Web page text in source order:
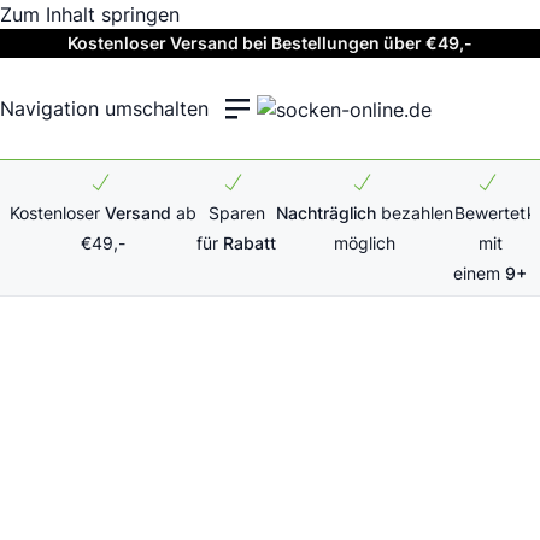
Zum Inhalt springen
Kostenloser Versand bei Bestellungen über €49,-
Navigation umschalten
Kostenloser Versand ab
€49,-
Sparen
für Rabatt
Nachträglich bezahlen
möglich
Bewertet
mit
einem 9+